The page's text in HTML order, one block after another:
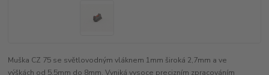
Muška CZ 75 se světlovodným vláknem 1mm široká 2,7mm a ve
výškách od 5,5mm do 8mm. Vyniká vysoce precizním zpracováním